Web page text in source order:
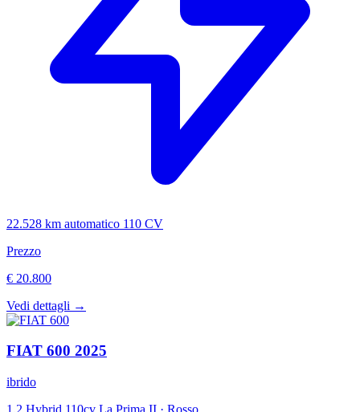
22.528 km automatico 110 CV
Prezzo
€ 20.800
Vedi dettagli →
FIAT 600 2025
ibrido
1.2 Hybrid 110cv La Prima II · Rosso